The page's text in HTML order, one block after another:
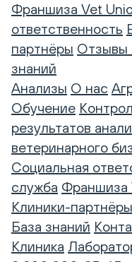
Франшиза Vet
ответственность
партнёры Отзывы
знаний
Анализы О нас
Обучение
результатов
ветеринарного
Социальная
служба Франшиза
Клиники-партнёры
База знаний
Клиника